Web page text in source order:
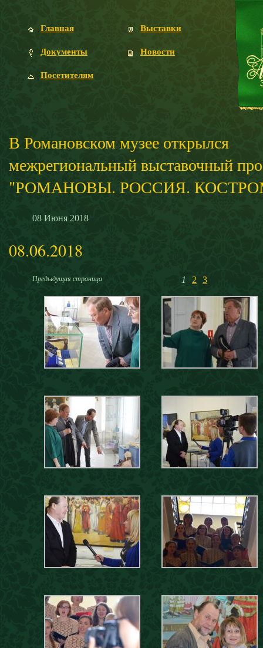
Главная
Документы
Посетителям
Выставки
Новости
В Романовском музее открылся
межрегиональный выставочный
"РОМАНОВЫ. РОССИЯ.
08 Июня 2018
08.06.2018
Предыдущая страница 1 2 3